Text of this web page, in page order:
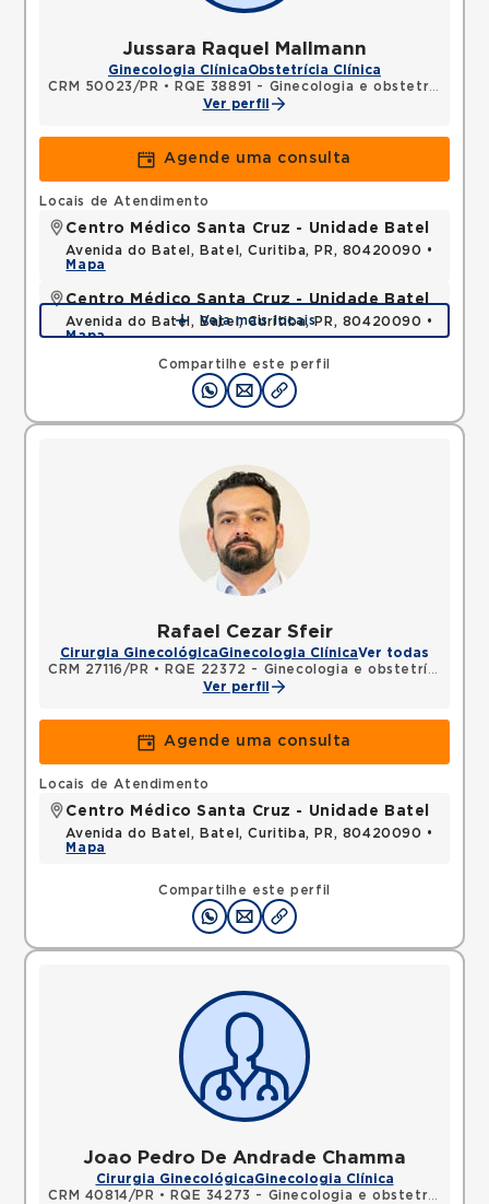
Jussara Raquel Mallmann
Ginecologia ClínicaObstetrícia Clínica
CRM 50023/PR •
RQE 38891 - Ginecologia e obstetrícia
Ver perfil
Agende uma consulta
Compartilhe este perfil
Locais de Atendimento
Centro Médico Santa Cruz - Unidade Batel
Avenida do Batel, Batel, Curitiba, PR, 80420090 •
Mapa
Centro Médico Santa Cruz - Unidade Batel
Avenida do Batel, Batel, Curitiba, PR, 80420090 •
Mapa
Veja mais locais
Rafael Cezar Sfeir
Cirurgia GinecológicaGinecologia ClínicaVer todas
CRM 27116/PR •
RQE 22372 - Ginecologia e obstetrícia
Ver perfil
Agende uma consulta
Compartilhe este perfil
Locais de Atendimento
Centro Médico Santa Cruz - Unidade Batel
Avenida do Batel, Batel, Curitiba, PR, 80420090 •
Mapa
Joao Pedro De Andrade Chamma
Cirurgia GinecológicaGinecologia Clínica
CRM 40814/PR • RQE 34273 - Ginecologia e obstetrícia